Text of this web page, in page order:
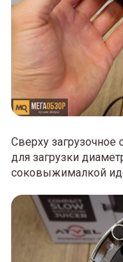
Сверху
для загрузки
соковыжималкой